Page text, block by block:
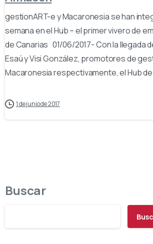
gestionART-e y Macaronesia se han
semana en el Hub – el primer vivero de
de Canarias 01/06/2017- Con la llegada
Esaú y Visi González, promotores de
Macaronesia respectivamente, el Hub
1 de junio de 2017
Buscar